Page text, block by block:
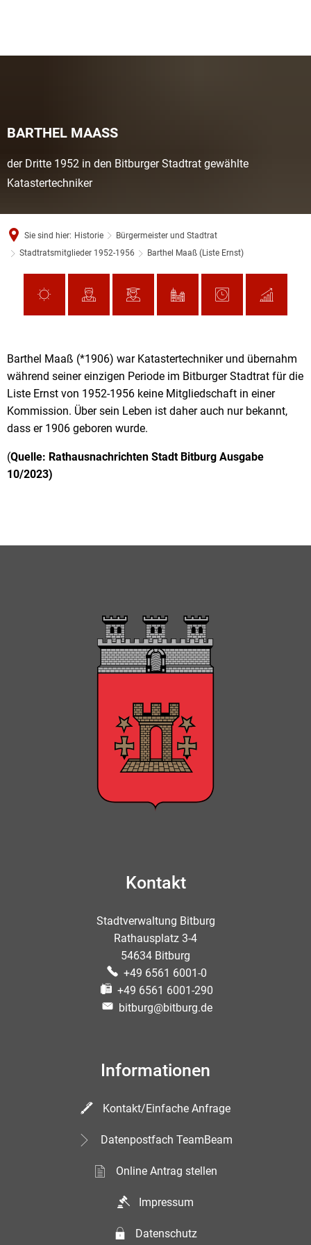
BARTHEL MAASS
der Dritte 1952 in den Bitburger Stadtrat gewählte
Katastertechniker
Sie sind hier: Historie
Bürgermeister und Stadtrat
Stadtratsmitglieder 1952-1956
Barthel Maaß (Liste Ernst)
Barthel
Maaß
(Liste
Ernst)
Barthel Maaß (*1906) war Katastertechniker und übernahm
während seiner einzigen Periode im Bitburger Stadtrat für die
Liste Ernst von 1952-1956 keine Mitgliedschaft in einer
Kommission. Über sein Leben ist daher auch nur bekannt,
dass er 1906 geboren wurde.
(Quelle: Rathausnachrichten Stadt Bitburg Ausgabe
10/2023)
Kontakt
Stadtverwaltung Bitburg
Rathausplatz 3-4
54634 Bitburg
+49 6561 6001-0
+49 6561 6001-290
bitburg@bitburg.de
Informationen
Kontakt/Einfache Anfrage
Datenpostfach TeamBeam
Online Antrag stellen
Impressum
Datenschutz